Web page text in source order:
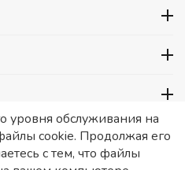
Юридический адрес – Москва,
2. Помещение 1/3. Информация
уровня обслуживания на
cookie. Продолжая его
с тем, что файлы